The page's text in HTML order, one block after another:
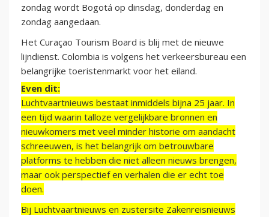
zondag wordt Bogotá op dinsdag, donderdag en
zondag aangedaan.
Het Curaçao Tourism Board is blij met de nieuwe
lijndienst. Colombia is volgens het verkeersbureau een
belangrijke toeristenmarkt voor het eiland.
Even dit:
Luchtvaartnieuws bestaat inmiddels bijna 25 jaar. In
een tijd waarin talloze vergelijkbare bronnen en
nieuwkomers met veel minder historie om aandacht
schreeuwen, is het belangrijk om betrouwbare
platforms te hebben die niet alleen nieuws brengen,
maar ook perspectief en verhalen die er echt toe
doen.
Bij Luchtvaartnieuws en zustersite Zakenreisnieuws